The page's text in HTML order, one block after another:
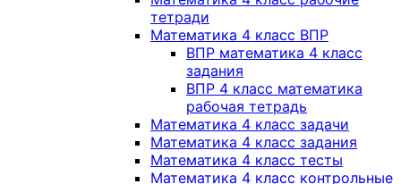
тетради
Математика 4 класс ВПР
ВПР математика 4 класс
задания
ВПР 4 класс математика
рабочая тетрадь
Математика 4 класс задачи
Математика 4 класс задания
Математика 4 класс тесты
Математика 4 класс контрольные